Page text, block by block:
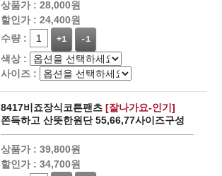
상품가 : 28,000원
할인가 : 24,400원
수량 :
+1 -1
색상 :
사이즈 :
8417비죠장식코튼팬츠 [잘나가요-인기]
쫀득하고 산뜻한원단 55,66,77사이즈구성
상품가 : 39,800원
할인가 : 34,700원